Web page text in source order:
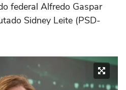
federal Alfredo Gaspar
Sidney Leite (PSD-